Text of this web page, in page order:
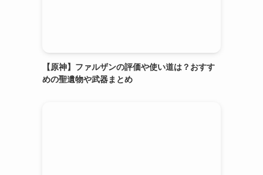
【原神】ファルザンの評価や使い道は？おすす
めの聖遺物や武器まとめ